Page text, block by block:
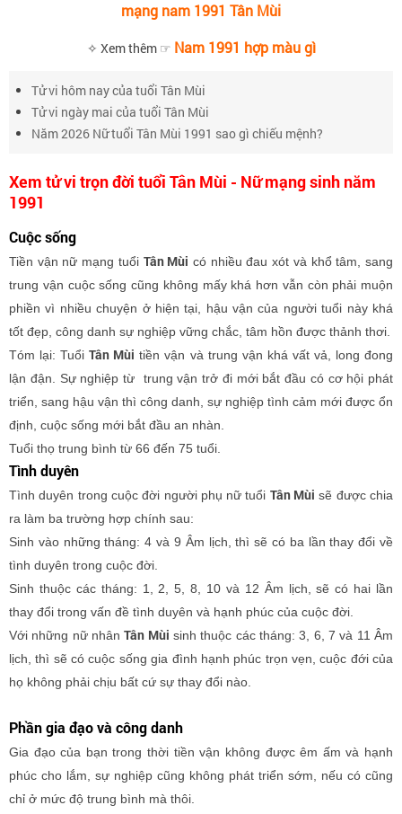
mạng nam 1991 Tân Mùi
✧ Xem thêm ☞ Nam 1991 hợp màu gì
Tử vi hôm nay của tuổi Tân Mùi
Tử vi ngày mai của tuổi Tân Mùi
Năm 2026 Nữ tuổi Tân Mùi 1991 sao gì chiếu mệnh?
Xem tử vi trọn đời tuổi Tân Mùi - Nữ mạng sinh năm
1991
Cuộc sống
Tiền vận nữ mạng tuổi Tân Mùi có nhiều đau xót và khổ tâm, sang
trung vận cuộc sống cũng không mấy khá hơn vẫn còn phải muộn
phiền vì nhiều chuyện ở hiện tại, hậu vận của người tuổi này khá
tốt đẹp, công danh sự nghiệp vững chắc, tâm hồn được thảnh thơi.
Tóm lại: TuổiTân Mùi tiền vận và trung vận khá vất vả, long đong
lận đận. Sự nghiệp từ trung vận trở đi mới bắt đầu có cơ hội phát
triển, sang hậu vận thì công danh, sự nghiệp tình cảm mới được ổn
định, cuộc sống mới bắt đầu an nhàn.
Tuổi thọ trung bình từ 66 đến 75 tuổi.
Tình duyên
Tình duyên trong cuộc đời người phụ nữ tuổi Tân Mùi sẽ được chia
ra làm ba trường hợp chính sau:
Sinh vào những tháng: 4 và 9 Âm lịch, thì sẽ có ba lần thay đổi về
tình duyên trong cuộc đời.
Sinh thuộc các tháng: 1, 2, 5, 8, 10 và 12 Âm lịch, sẽ có hai lần
thay đổi trong vấn đề tình duyên và hạnh phúc của cuộc đời.
Với những nữ nhânTân Mùi sinh thuộc các tháng: 3, 6, 7 và 11 Âm
lịch, thì sẽ có cuộc sống gia đình hạnh phúc trọn vẹn, cuộc đới của
họ không phải chịu bất cứ sự thay đổi nào.
Phần gia đạo và công danh
Gia đạo của bạn trong thời tiền vận không được êm ấm và hạnh
phúc cho lắm, sự nghiệp cũng không phát triển sớm, nếu có cũng
chỉ ở mức độ trung bình mà thôi.